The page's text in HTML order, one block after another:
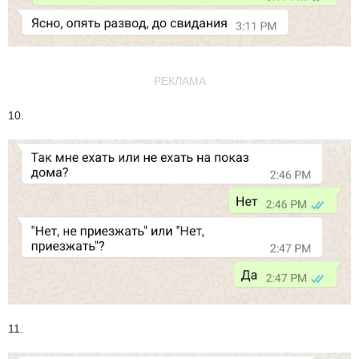
РЕКЛАМА
10.
11.